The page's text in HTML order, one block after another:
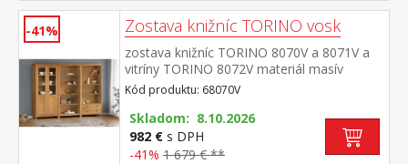
-41% Zostava knižníc TORINO vosk
zostava knižníc TORINO 8070V a 8071V a
vitríny TORINO 8072V materiál masív
borovica voskovaná v medovom
odtieni kovové úchytky vo farebnom
prevedení černená mosadz knižnica 8070V:
štyri police knižnica 8071V: tri police, dve
zásuvky s kovovými pojazdmi vitrína 8072V:
Kód produktu: 68070V
Skladom: 8.10.2026
982 € s DPH
-41% 1 679 € **